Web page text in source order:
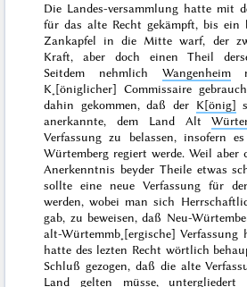
Die Landes-versammlung hatte mit
für das alte Recht gekämpft, bis ein
Zankapfel in die Mitte warf, der
Kraft, aber doch einen Theil
Seitdem nehmlich Wangenheim
K˖[öniglicher] Commissaire
dahin gekommen, daß der K[önig]
anerkannte, dem Land Alt
Verfassung zu belassen, insofern
Würtemberg regiert werde. Weil aber
Anerkenntnis beyder Theile etwas
sollte eine neue Verfassung für
werden, wobei man sich
gab, zu beweisen, daß Neu-
alt-Würtemmb˖[ergische] Verfassung
hatte des lezten Recht wörtlich
Schluß gezogen, daß die alte
Land gelten müsse, untergliedert